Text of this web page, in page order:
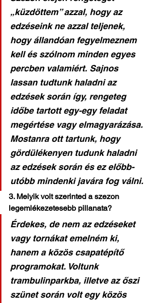
„küzdöttem” azzal, hogy az
edzéseink ne azzal teljenek,
hogy állandóan fegyelmeznem
kell és szólnom minden egyes
percben valamiért. Sajnos
lassan tudtunk haladni az
edzések során így, rengeteg
időbe tartott egy-egy feladat
megértése vagy elmagyarázása.
Mostanra ott tartunk, hogy
gördülékenyen tudunk haladni
az edzések során és ez előbb-
utóbb mindenki javára fog válni.
3. Melyik volt szerinted a szezon
legemlékezetesebb pillanata?
Érdekes, de nem az edzéseket
vagy tornákat emelném ki,
hanem a közös csapatépítő
programokat. Voltunk
trambulinparkba, illetve az őszi
szünet során volt egy közös